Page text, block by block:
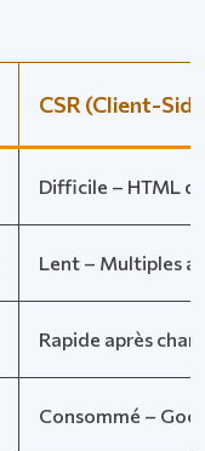
CSR (Client-
Difficile – HTML
Lent – Multiples
Rapide après
Consommé –